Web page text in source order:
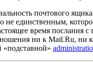
почтового
не единственным,
время послания
ни к Mail.Ru, ни